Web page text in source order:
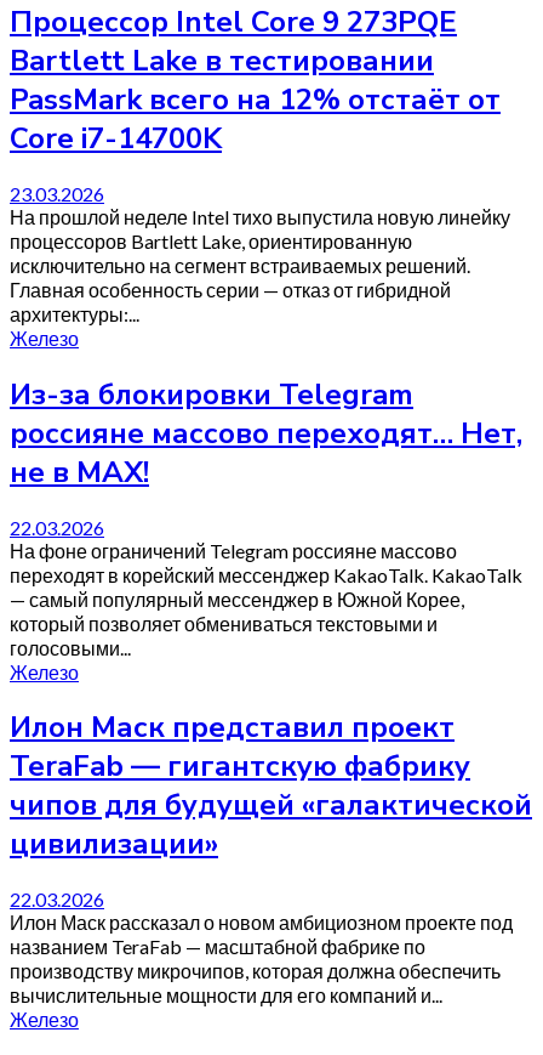
Процессор Intel Core 9 273PQE
Bartlett Lake в тестировании
PassMark всего на 12% отстаёт от
Core i7-14700K
23.03.2026
На прошлой неделе Intel тихо выпустила новую линейку
процессоров Bartlett Lake, ориентированную
исключительно на сегмент встраиваемых решений.
Главная особенность серии — отказ от гибридной
архитектуры:...
Железо
Из-за блокировки Telegram
россияне массово переходят… Нет,
не в MAX!
22.03.2026
На фоне ограничений Telegram россияне массово
переходят в корейский мессенджер KakaoTalk. KakaoTalk
— самый популярный мессенджер в Южной Корее,
который позволяет обмениваться текстовыми и
голосовыми...
Железо
Илон Маск представил проект
TeraFab — гигантскую фабрику
чипов для будущей «галактической
цивилизации»
22.03.2026
Илон Маск рассказал о новом амбициозном проекте под
названием TeraFab — масштабной фабрике по
производству микрочипов, которая должна обеспечить
вычислительные мощности для его компаний и...
Железо